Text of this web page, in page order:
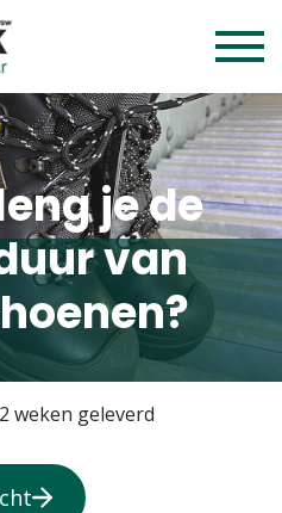
je de
van
weken geleverd